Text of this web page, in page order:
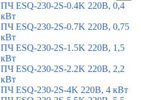
ПЧ ESQ-230-2S-0.4K 220В, 0,4
кВт
ПЧ ESQ-230-2S-0.7K 220В, 0,75
кВт
ПЧ ESQ-230-2S-1.5K 220В, 1,5
кВт
ПЧ ESQ-230-2S-2.2K 220В, 2,2
кВт
ПЧ ESQ-230-2S-4K 220В, 4 кВт